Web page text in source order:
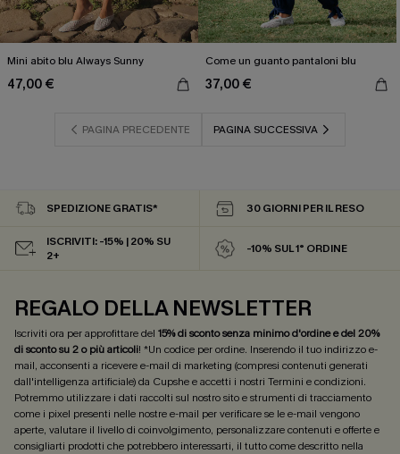
Mini abito blu Always Sunny
47,00 €
Come un guanto pantaloni blu
37,00 €
PAGINA PRECEDENTE PAGINA SUCCESSIVA
SPEDIZIONE GRATIS* 30 GIORNI PER IL RESO
ISCRIVITI: -15% | 20% SU
2+
-10% SUL 1° ORDINE
REGALO DELLA NEWSLETTER
Iscriviti ora per approfittare del 15% di sconto senza minimo d'ordine e del 20%
di sconto su 2 o più articoli! *Un codice per ordine. Inserendo il tuo indirizzo e-
mail, acconsenti a ricevere e-mail di marketing (compresi contenuti generati
dall'intelligenza artificiale) da Cupshe e accetti i nostri Termini e condizioni.
Potremmo utilizzare i dati raccolti sul nostro sito e strumenti di tracciamento
come i pixel presenti nelle nostre e-mail per verificare se le e-mail vengono
aperte, valutare il livello di coinvolgimento, personalizzare contenuti e offerte e
consigliarti prodotti che potrebbero interessarti, il tutto come descritto nella